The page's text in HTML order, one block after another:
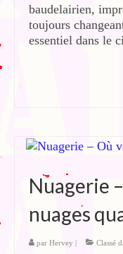
baudelairien,
toujours
essentiel dans le
Nuagerie
nuages
par Hervey | Classé